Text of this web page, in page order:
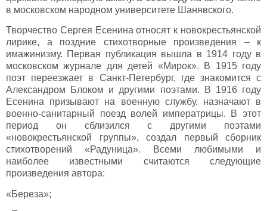
в московском народном университете Шанявского.
Творчество Сергея Есенина относят к новокрестьянской
лирике, а поздние стихотворные произведения – к
имажинизму. Первая публикация вышла в 1914 году в
московском журнале для детей «Мирок». В 1915 году
поэт переезжает в Санкт-Петербург, где знакомится с
Александром Блоком и другими поэтами. В 1916 году
Есенина призывают на военную службу, назначают в
военно-санитарный поезд волей императрицы. В этот
период он сблизился с другими поэтами
«новокрестьянской группы», создал первый сборник
стихотворений «Радуница». Всеми любимыми и
наиболее известными считаются следующие
произведения автора:
«Береза»;